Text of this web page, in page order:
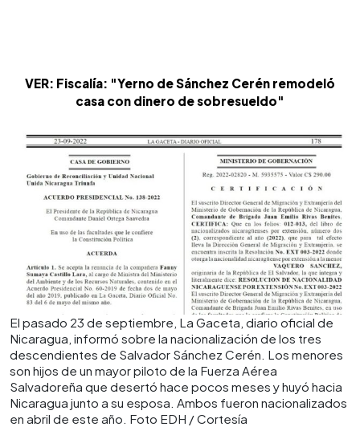
VER: Fiscalía: "Yerno de Sánchez Cerén remodeló
casa con dinero de sobresueldo"
El pasado 23 de septiembre, La Gaceta, diario oficial de
Nicaragua, informó sobre la nacionalización de los tres
descendientes de Salvador Sánchez Cerén. Los menores
son hijos de un mayor piloto de la Fuerza Aérea
Salvadoreña que desertó hace pocos meses y huyó hacia
Nicaragua junto a su esposa. Ambos fueron nacionalizados
en abril de este año. Foto EDH / Cortesía